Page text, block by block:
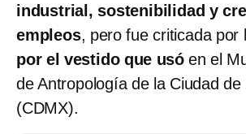
industrial, sostenibilidad y
empleos, pero fue criticada por
por el vestido que usóen el
de Antropología de la Ciudad de
(CDMX).